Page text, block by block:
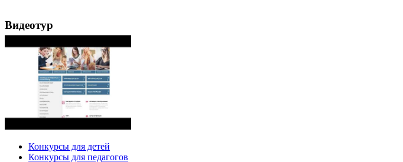
Видеотур
Конкурсы для детей
Конкурсы для педагогов